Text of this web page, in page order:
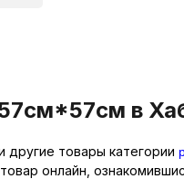
в
другие товары категории
онлайн,